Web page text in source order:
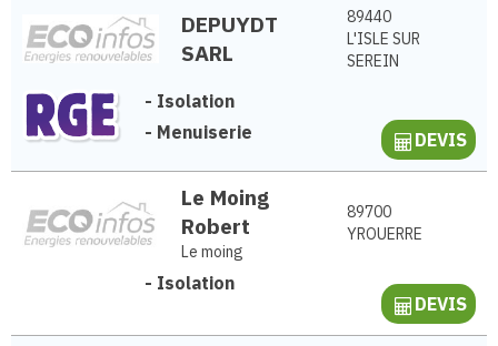
DEPUYDT
SARL
89440
L'ISLE SUR
SEREIN
- Isolation
- Menuiserie DEVIS
Le Moing
Robert
Le moing
89700
YROUERRE
- Isolation
DEVIS